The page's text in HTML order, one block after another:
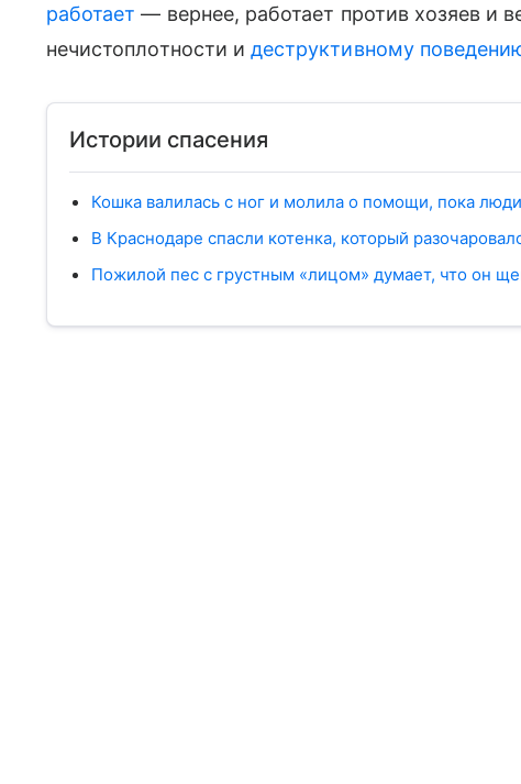
работает — вернее, работает против хозяев и
нечистоплотности идеструктивному
Истории спасения
Кошка валилась с ног и молила о помощи, пока
В Краснодаре спасли котенка, который
Пожилой пес с грустным «лицом» думает, что он